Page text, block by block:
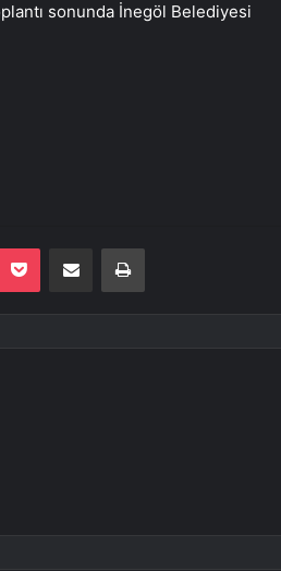
sonunda İnegöl Belediyesi
Pocket E-Posta ile paylaş Yazdır